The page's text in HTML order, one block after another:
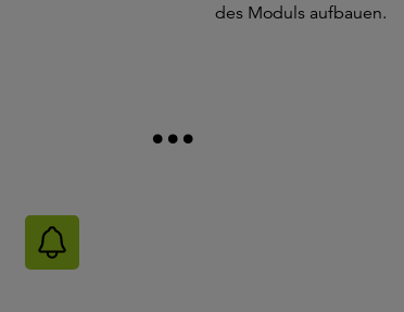
des Moduls aufbauen.
...